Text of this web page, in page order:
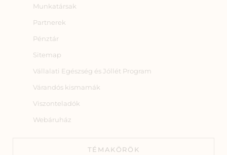
Munkatársak
Partnerek
Pénztár
Sitemap
Vállalati Egészség és Jóllét Program
Várandós kismamák
Viszonteladók
Webáruház
TÉMAKÖRÖK